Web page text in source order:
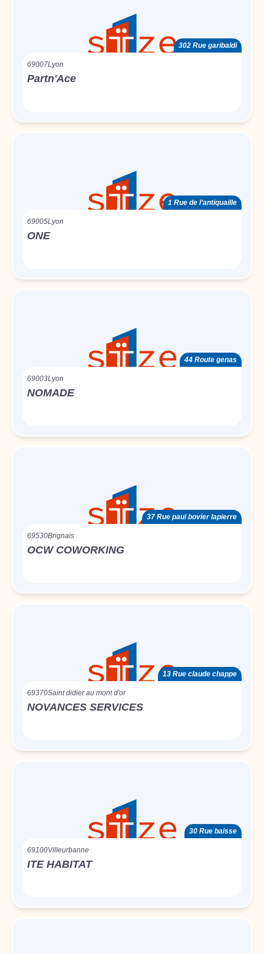
302 Rue garibaldi
69007Lyon
Partn'Ace
1 Rue de l’antiquaille
69005Lyon
ONE
44 Route genas
69003Lyon
NOMADE
37 Rue paul bovier lapierre
69530Brignais
OCW COWORKING
13 Rue claude chappe
69370Saint didier au mont d'or
NOVANCES SERVICES
30 Rue baisse
69100Villeurbanne
ITE HABITAT